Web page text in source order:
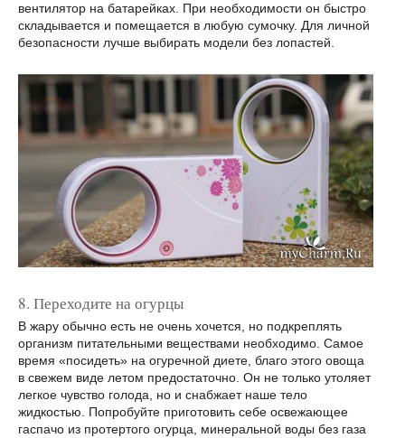
вентилятор на батарейках. При необходимости он быстро
складывается и помещается в любую сумочку. Для личной
безопасности лучше выбирать модели без лопастей.
8. Переходите на огурцы
В жару обычно есть не очень хочется, но подкреплять
организм питательными веществами необходимо. Самое
время «посидеть» на огуречной диете, благо этого овоща
в свежем виде летом предостаточно. Он не только утоляет
легкое чувство голода, но и снабжает наше тело
жидкостью. Попробуйте приготовить себе освежающее
гаспачо из протертого огурца, минеральной воды без газа